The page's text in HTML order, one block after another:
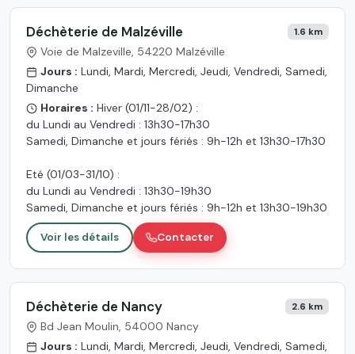
Déchèterie de Malzéville 1.6 km
Voie de Malzeville, 54220 Malzéville
Jours : Lundi, Mardi, Mercredi, Jeudi, Vendredi, Samedi,
Dimanche
Horaires : Hiver (01/11-28/02) :
du Lundi au Vendredi : 13h30-17h30
Samedi, Dimanche et jours fériés : 9h-12h et 13h30-17h30
Eté (01/03-31/10) :
du Lundi au Vendredi : 13h30-19h30
Samedi, Dimanche et jours fériés : 9h-12h et 13h30-19h30
Voir les détails Contacter
Déchèterie de Nancy 2.6 km
Bd Jean Moulin, 54000 Nancy
Jours : Lundi, Mardi, Mercredi, Jeudi, Vendredi, Samedi,